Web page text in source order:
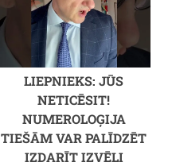
LIEPNIEKS: JŪS
NETICĒSIT!
NUMEROLOĢIJA
TIEŠĀM VAR PALĪDZĒT
IZDARĪT IZVĒLI